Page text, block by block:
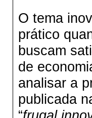
O tema
prático
buscam
de
analisar a
publicada